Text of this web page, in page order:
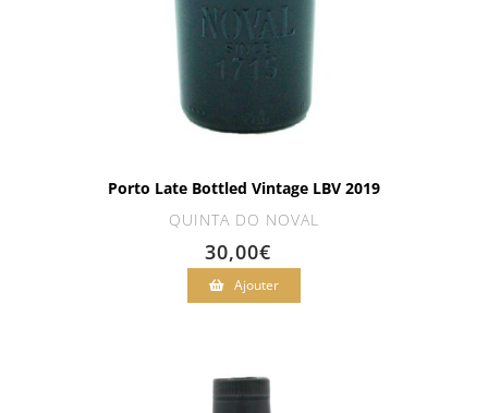
Porto Late Bottled Vintage LBV 2019
QUINTA DO NOVAL
30,00€
Ajouter